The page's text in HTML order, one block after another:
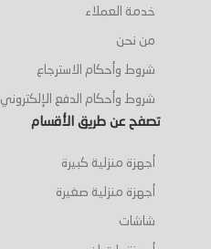
خدمة العملاء
من نحن
شروط وأحكام الاسترجاع
شروط وأحكام الدفع الإلكتروني
تصفح عن طريق الأقسام
أجهزة منزلية كبيرة
أجهزة منزلية صغيرة
شاشات